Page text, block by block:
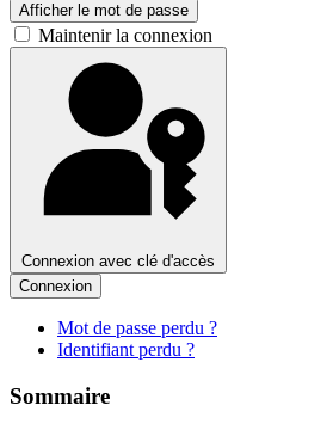
Afficher le mot de passe
Maintenir la connexion
Connexion avec clé d'accès
Connexion
Mot de passe perdu ?
Identifiant perdu ?
Sommaire